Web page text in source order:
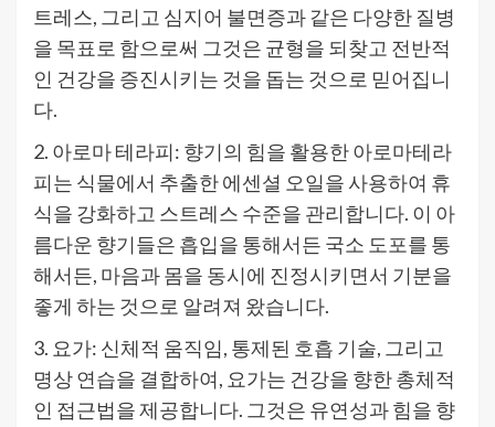
트레스, 그리고 심지어 불면증과 같은 다양한 질병
을 목표로 함으로써 그것은 균형을 되찾고 전반적
인 건강을 증진시키는 것을 돕는 것으로 믿어집니
다.
2. 아로마 테라피: 향기의 힘을 활용한 아로마테라
피는 식물에서 추출한 에센셜 오일을 사용하여 휴
식을 강화하고 스트레스 수준을 관리합니다. 이 아
름다운 향기들은 흡입을 통해서든 국소 도포를 통
해서든, 마음과 몸을 동시에 진정시키면서 기분을
좋게 하는 것으로 알려져 왔습니다.
3. 요가: 신체적 움직임, 통제된 호흡 기술, 그리고
명상 연습을 결합하여, 요가는 건강을 향한 총체적
인 접근법을 제공합니다. 그것은 유연성과 힘을 향